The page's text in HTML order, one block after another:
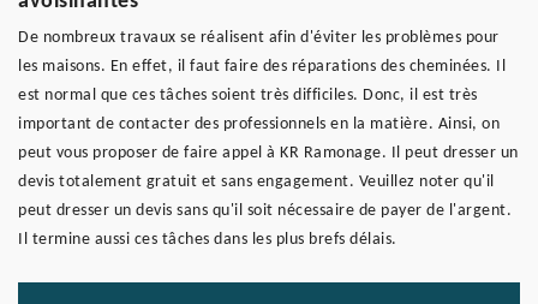
De nombreux travaux se réalisent afin d'éviter les problèmes pour
les maisons. En effet, il faut faire des réparations des cheminées. Il
est normal que ces tâches soient très difficiles. Donc, il est très
important de contacter des professionnels en la matière. Ainsi, on
peut vous proposer de faire appel à KR Ramonage. Il peut dresser un
devis totalement gratuit et sans engagement. Veuillez noter qu'il
peut dresser un devis sans qu'il soit nécessaire de payer de l'argent.
Il termine aussi ces tâches dans les plus brefs délais.